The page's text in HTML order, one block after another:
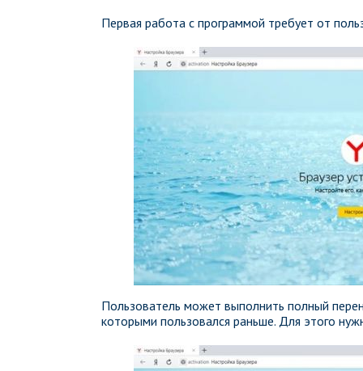
Первая работа с программой требует от
Пользователь может выполнить полный
которыми пользовался раньше. Для этого